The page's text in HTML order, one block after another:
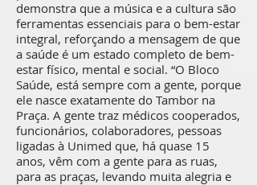
demonstra que a música e a cultura são
ferramentas essenciais para o bem-estar
integral, reforçando a mensagem de que
a saúde é um estado completo de bem-
estar físico, mental e social. “O Bloco
Saúde, está sempre com a gente, porque
ele nasce exatamente do Tambor na
Praça. A gente traz médicos cooperados,
funcionários, colaboradores, pessoas
ligadas à Unimed que, há quase 15
anos, vêm com a gente para as ruas,
para as praças, levando muita alegria e